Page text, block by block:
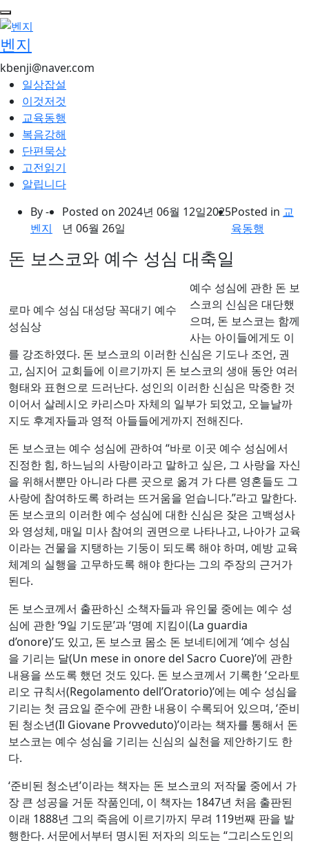
콘
텐
츠
로
건
너
뛰
기
벤지
kbenji@naver.com
일상잡설
이것저것
교육동행
복음강해
단편묵상
고전읽기
알립니다
By -
벤지
Posted on 2024년 06월 12일2025
년 06월 26일
Posted in 교
육동행
돈 보스코와 예수 성심 대축일
로마 예수 성심 대성당 꼭대기 예수
성심상
예수 성심에 관한 돈 보
스코의 신심은 대단했
으며, 돈 보스코는 함께
사는 아이들에게도 이
를 강조하였다. 돈 보스코의 이러한 신심은 기도나 조언, 권
고, 심지어 교회들에 이르기까지 돈 보스코의 생애 동안 여러
형태와 표현으로 드러난다. 성인의 이러한 신심은 막중한 것
이어서 살레시오 카리스마 자체의 일부가 되었고, 오늘날까
지도 후계자들과 영적 아들들에게까지 전해진다.
돈 보스코는 예수 성심에 관하여 “바로 이곳 예수 성심에서
진정한 힘, 하느님의 사랑이라고 말하고 싶은, 그 사랑을 자신
을 위해서뿐만 아니라 다른 곳으로 옮겨 가 다른 영혼들도 그
사랑에 참여하도록 하려는 뜨거움을 얻습니다.”라고 말한다.
돈 보스코의 이러한 예수 성심에 대한 신심은 잦은 고백성사
와 영성체, 매일 미사 참여의 권면으로 나타나고, 나아가 교육
이라는 건물을 지탱하는 기둥이 되도록 해야 하며, 예방 교육
체계의 실행을 고무하도록 해야 한다는 그의 주장의 근거가
된다.
돈 보스코께서 출판하신 소책자들과 유인물 중에는 예수 성
심에 관한 ‘9일 기도문’과 ‘명예 지킴이(La guardia
d’onore)’도 있고, 돈 보스코 몸소 돈 보네티에게 ‘예수 성심
을 기리는 달(Un mese in onore del Sacro Cuore)’에 관한
내용을 쓰도록 했던 것도 있다. 돈 보스코께서 기록한 ‘오라토
리오 규칙서(Regolamento dell’Oratorio)’에는 예수 성심을
기리는 첫 금요일 준수에 관한 내용이 수록되어 있으며, ‘준비
된 청소년(Il Giovane Provveduto)’이라는 책자를 통해서 돈
보스코는 예수 성심을 기리는 신심의 실천을 제안하기도 한
다.
‘준비된 청소년’이라는 책자는 돈 보스코의 저작물 중에서 가
장 큰 성공을 거둔 작품인데, 이 책자는 1847년 처음 출판된
이래 1888년 그의 죽음에 이르기까지 무려 119번째 판을 발
행한다. 서문에서부터 명시된 저자의 의도는 “그리스도인의